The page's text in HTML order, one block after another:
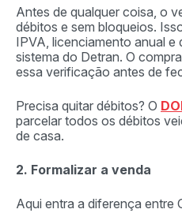
Antes de qualquer coisa, o
débitos e sem bloqueios.
IPVA, licenciamento anual e
sistema do Detran. O
essa verificação antes de
Precisa quitar débitos? O
parcelar todos os débitos
de casa.
2. Formalizar a venda
Aqui entra a diferença entre